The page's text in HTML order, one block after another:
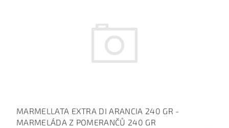
MARMELLATA EXTRA DI ARANCIA 240 GR -
MARMELÁDA Z POMERANČŮ 240 GR